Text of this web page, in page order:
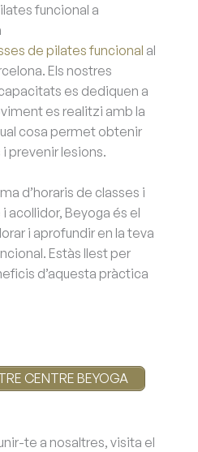
funcional a
de pilates funcional al
Els nostres
es dediquen a
es realitzi amb la
cosa permet obtenir
prevenir lesions.
d’horaris de classes i
acollidor, Beyoga és el
i aprofundir en la teva
Estàs llest per
d’aquesta pràctica
CENTRE BEYOGA
te a nosaltres, visita el